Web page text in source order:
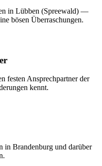
in Lübben (Spreewald) —
bösen Überraschungen.
festen Ansprechpartner der
kennt.
in Brandenburg und darüber